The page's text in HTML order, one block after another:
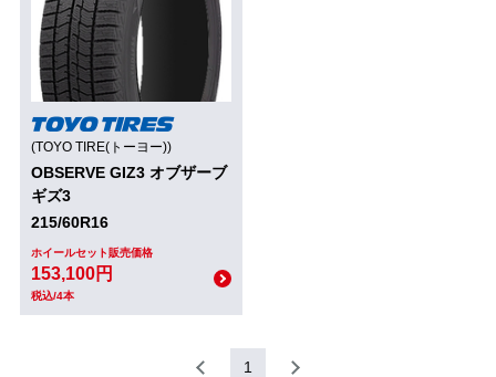
(TOYO TIRE(トーヨー))
OBSERVE GIZ3 オブザーブ
ギズ3
215/60R16
ホイールセット販売価格
153,100円
税込/4本
1